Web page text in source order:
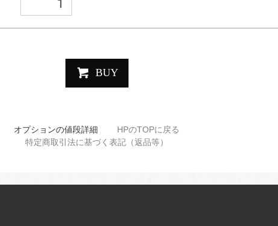
BUY
オプションの値段詳細
HPのTOPに戻る
特定商取引法に基づく表記（返品等）